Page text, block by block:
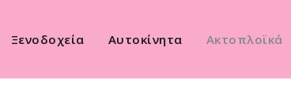
Ξενοδοχεία Αυτοκίνητα Ακτοπλοϊκά